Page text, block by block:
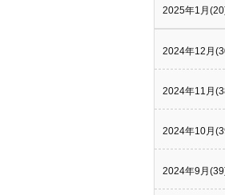
2025年1月
2024年12月
2024年11月
2024年10月
2024年9月